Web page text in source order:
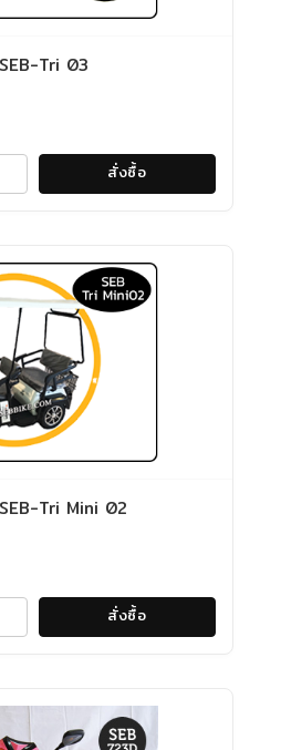
Tri 03
สั่งซื้อ
Tri Mini 02
สั่งซื้อ